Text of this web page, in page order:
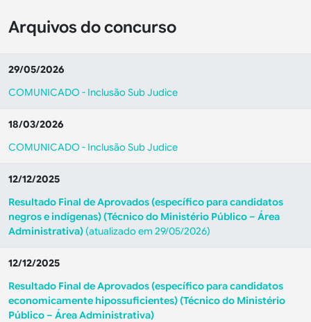
Arquivos do concurso
29/05/2026
COMUNICADO - Inclusão Sub Judice
18/03/2026
COMUNICADO - Inclusão Sub Judice
12/12/2025
Resultado Final de Aprovados (específico para candidatos
negros e indígenas) (Técnico do Ministério Público – Área
Administrativa) (atualizado em 29/05/2026)
12/12/2025
Resultado Final de Aprovados (específico para candidatos
economicamente hipossuficientes) (Técnico do Ministério
Público – Área Administrativa)